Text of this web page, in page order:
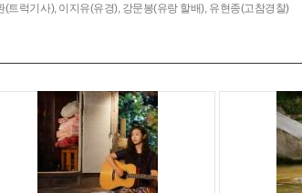
(트럭기사), 이지유(유경), 강문봉(유랑 할배), 유현종(고참경찰)